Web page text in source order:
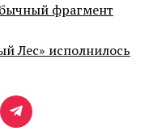
фрагмент
Лес» исполнилось